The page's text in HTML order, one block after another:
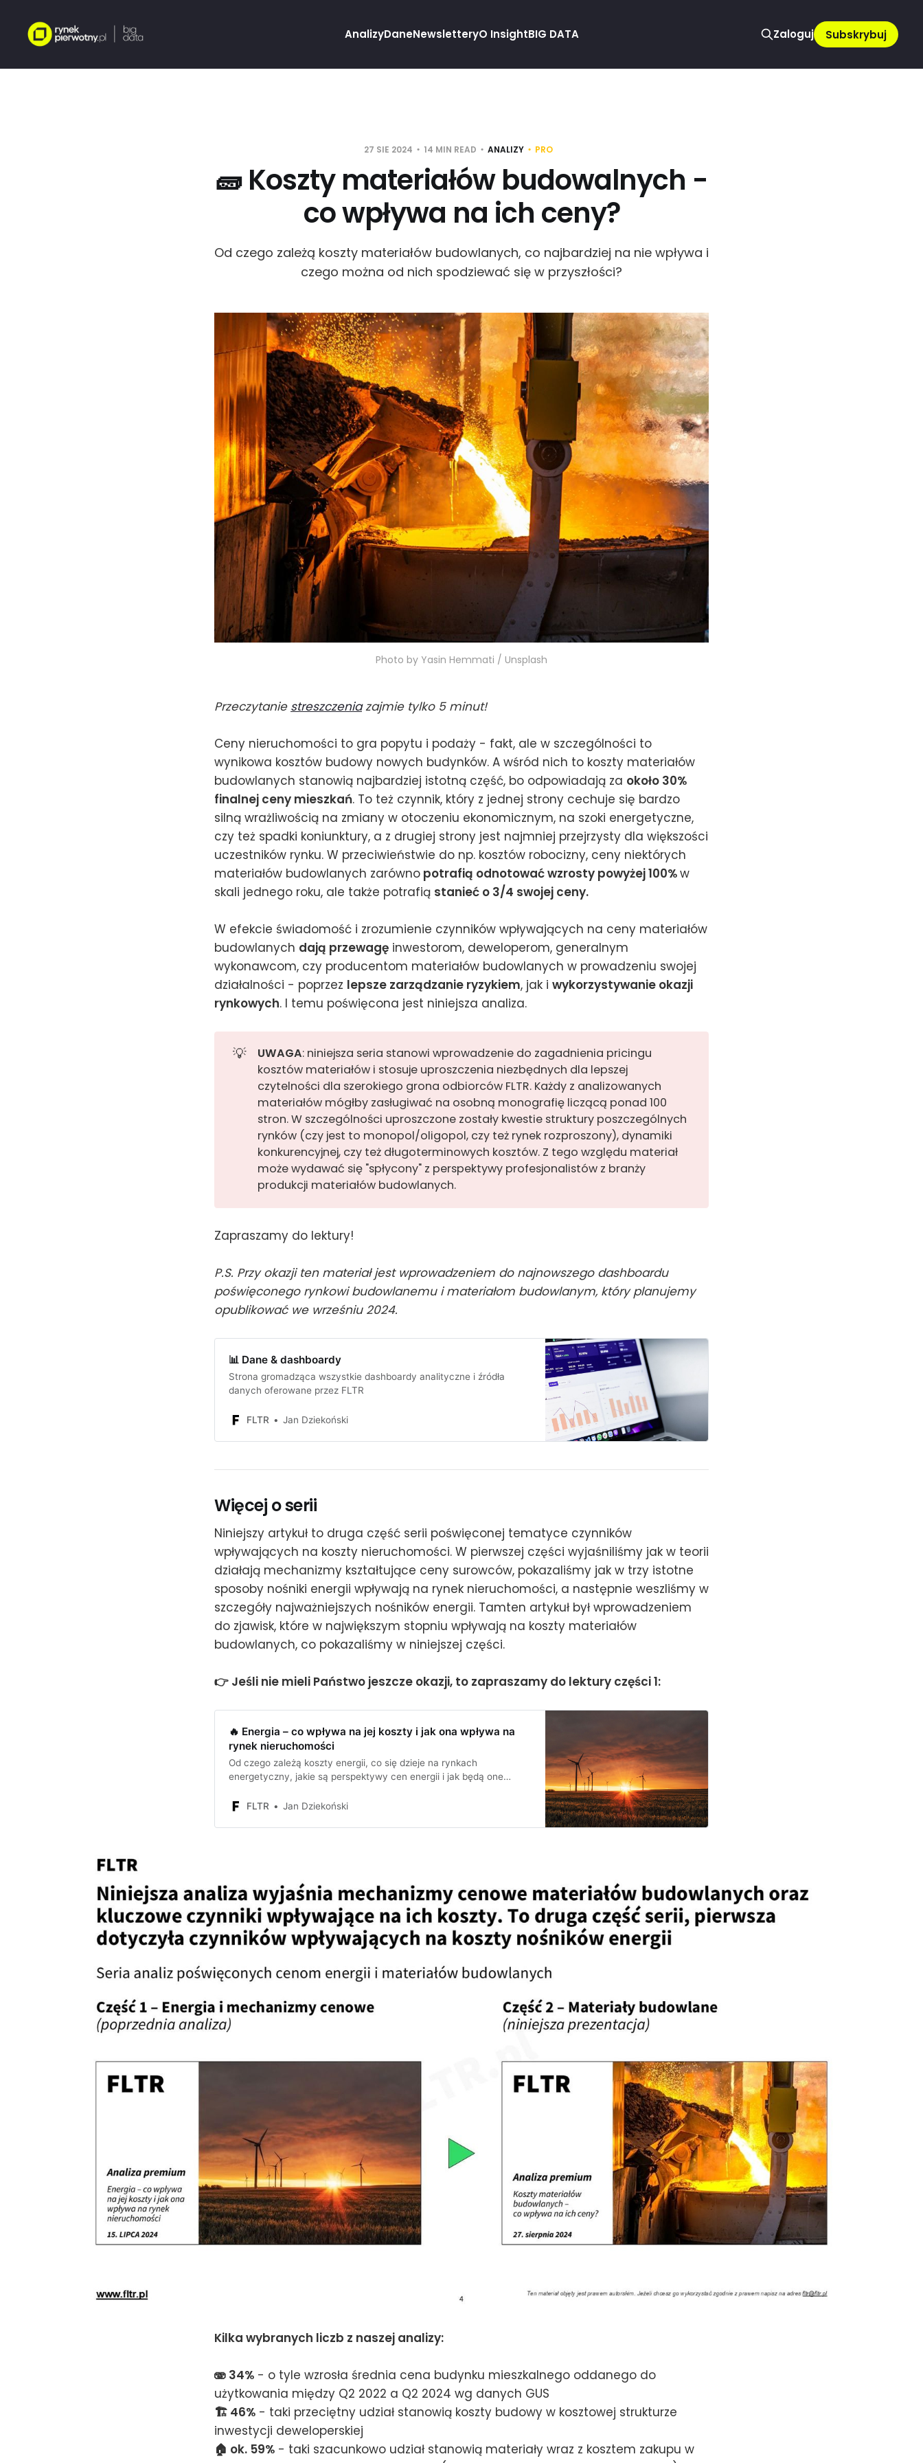
AnalizyDaneNewsletteryO InsightBIG DATA Zaloguj Subskrybuj
27 SIE 2024 14 MIN READ ANALIZY PRO
🧱 Koszty materiałów budowalnych -
co wpływa na ich ceny?
Od czego zależą koszty materiałów budowlanych, co najbardziej na nie wpływa i
czego można od nich spodziewać się w przyszłości?
Photo by Yasin Hemmati / Unsplash
Przeczytanie streszczeniazajmie tylko 5 minut!
Ceny nieruchomości to gra popytu i podaży - fakt, ale w szczególności to
wynikowa kosztów budowy nowych budynków. A wśród nich to koszty materiałów
budowlanych stanowią najbardziej istotną część, bo odpowiadają za około 30%
finalnej ceny mieszkań. To też czynnik, który z jednej strony cechuje się bardzo
silną wrażliwością na zmiany w otoczeniu ekonomicznym, na szoki energetyczne,
czy też spadki koniunktury, a z drugiej strony jest najmniej przejrzysty dla większości
uczestników rynku. W przeciwieństwie do np. kosztów robocizny, ceny niektórych
materiałów budowlanych zarówno potrafią odnotować wzrosty powyżej 100%w
skali jednego roku, ale także potrafią stanieć o 3/4 swojej ceny.
W efekcie świadomość i zrozumienie czynników wpływających na ceny materiałów
budowlanych dają przewagę inwestorom, deweloperom, generalnym
wykonawcom, czy producentom materiałów budowlanych w prowadzeniu swojej
działalności - poprzez lepsze zarządzanie ryzykiem, jak i wykorzystywanie okazji
rynkowych. I temu poświęcona jest niniejsza analiza.
💡 UWAGA: niniejsza seria stanowi wprowadzenie do zagadnienia pricingu
kosztów materiałów i stosuje uproszczenia niezbędnych dla lepszej
czytelności dla szerokiego grona odbiorców FLTR. Każdy z analizowanych
materiałów mógłby zasługiwać na osobną monografię liczącą ponad 100
stron. W szczególności uproszczone zostały kwestie struktury poszczególnych
rynków (czy jest to monopol/oligopol, czy też rynek rozproszony), dynamiki
konkurencyjnej, czy też długoterminowych kosztów. Z tego względu materiał
może wydawać się "spłycony" z perspektywy profesjonalistów z branży
produkcji materiałów budowlanych.
Zapraszamy do lektury!
P.S. Przy okazji ten materiał jest wprowadzeniem do najnowszego dashboardu
poświęconego rynkowi budowlanemu i materiałom budowlanym, który planujemy
opublikować we wrześniu 2024.
📊 Dane & dashboardy
Strona gromadząca wszystkie dashboardy analityczne i źródła
danych oferowane przez FLTR
FLTR Jan Dziekoński
Więcej o serii
Niniejszy artykuł to druga część serii poświęconej tematyce czynników
wpływających na koszty nieruchomości. W pierwszej części wyjaśniliśmy jak w teorii
działają mechanizmy kształtujące ceny surowców, pokazaliśmy jak w trzy istotne
sposoby nośniki energii wpływają na rynek nieruchomości, a następnie weszliśmy w
szczegóły najważniejszych nośników energii. Tamten artykuł był wprowadzeniem
do zjawisk, które w największym stopniu wpływają na koszty materiałów
budowlanych, co pokazaliśmy w niniejszej części.
👉 Jeśli nie mieli Państwo jeszcze okazji, to zapraszamy do lektury części 1:
🔥 Energia – co wpływa na jej koszty i jak ona wpływa na
rynek nieruchomości
Od czego zależą koszty energii, co się dzieje na rynkach
energetyczny, jakie są perspektywy cen energii i jak będą one
FLTR
Jan Dziekoński
Kilka wybranych liczb z naszej analizy:
🫨 34% - o tyle wzrosła średnia cena budynku mieszkalnego oddanego do
użytkowania między Q2 2022 a Q2 2024 wg danych GUS
🏗️ 46% - taki przeciętny udział stanowią koszty budowy w kosztowej strukturze
inwestycji deweloperskiej
🏠 ok. 59% - taki szacunkowo udział stanowią materiały wraz z kosztem zakupu w